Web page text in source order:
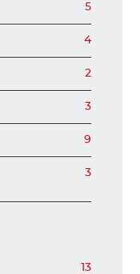
5
4
2
3
9
3
13